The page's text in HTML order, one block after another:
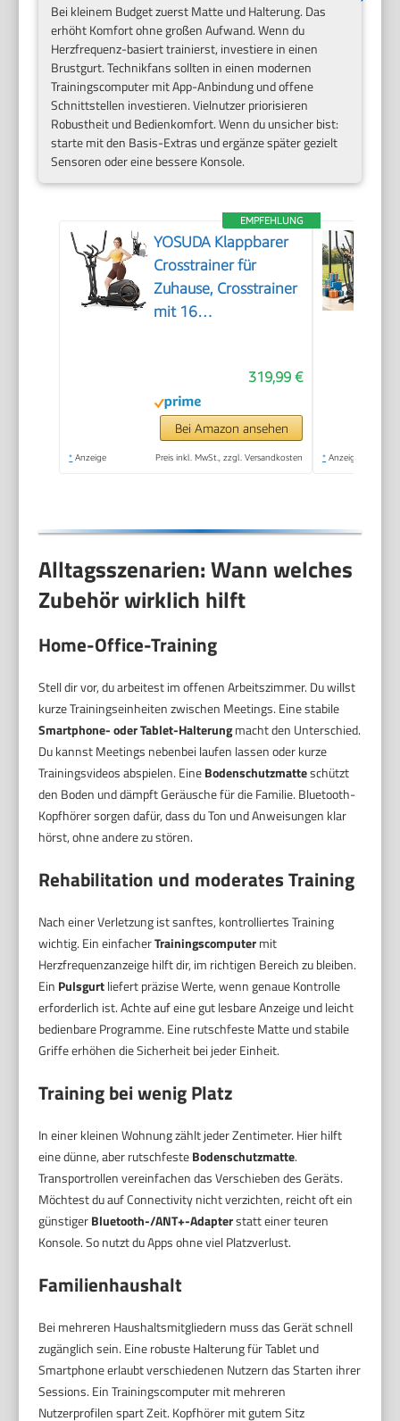
Bei kleinem Budget zuerst Matte und Halterung. Das
erhöht Komfort ohne großen Aufwand. Wenn du
Herzfrequenz-basiert trainierst, investiere in einen
Brustgurt. Technikfans sollten in einen modernen
Trainingscomputer mit App-Anbindung und offene
Schnittstellen investieren. Vielnutzer priorisieren
Robustheit und Bedienkomfort. Wenn du unsicher bist:
starte mit den Basis-Extras und ergänze später gezielt
Sensoren oder eine bessere Konsole.
EMPFEHLUNG
YOSUDA ​​Klappbarer
Crosstrainer für
Zuhause, Crosstrainer
mit 16
Transportrollen
319,99 €
Bei Amazon ansehen
* Anzeige Preis inkl. MwSt., zzgl. Versandkosten * Anzeige
Alltagsszenarien: Wann welches
Zubehör wirklich hilft
Home-Office-Training
Stell dir vor, du arbeitest im offenen Arbeitszimmer. Du willst
kurze Trainingseinheiten zwischen Meetings. Eine stabile
Smartphone- oder Tablet-Halterungmacht den Unterschied.
Du kannst Meetings nebenbei laufen lassen oder kurze
Trainingsvideos abspielen. EineBodenschutzmatteschützt
den Boden und dämpft Geräusche für die Familie. Bluetooth-
Kopfhörer sorgen dafür, dass du Ton und Anweisungen klar
hörst, ohne andere zu stören.
Rehabilitation und moderates Training
Nach einer Verletzung ist sanftes, kontrolliertes Training
wichtig. Ein einfacherTrainingscomputermit
Herzfrequenzanzeige hilft dir, im richtigen Bereich zu bleiben.
Ein Pulsgurtliefert präzise Werte, wenn genaue Kontrolle
erforderlich ist. Achte auf eine gut lesbare Anzeige und leicht
bedienbare Programme. Eine rutschfeste Matte und stabile
Griffe erhöhen die Sicherheit bei jeder Einheit.
Training bei wenig Platz
In einer kleinen Wohnung zählt jeder Zentimeter. Hier hilft
eine dünne, aber rutschfesteBodenschutzmatte.
Transportrollen vereinfachen das Verschieben des Geräts.
Möchtest du auf Connectivity nicht verzichten, reicht oft ein
günstigerBluetooth-/ANT+-Adapterstatt einer teuren
Konsole. So nutzt du Apps ohne viel Platzverlust.
Familienhaushalt
Bei mehreren Haushaltsmitgliedern muss das Gerät schnell
zugänglich sein. Eine robuste Halterung für Tablet und
Smartphone erlaubt verschiedenen Nutzern das Starten ihrer
Sessions. Ein Trainingscomputer mit mehreren
Nutzerprofilen spart Zeit. Kopfhörer mit gutem Sitz